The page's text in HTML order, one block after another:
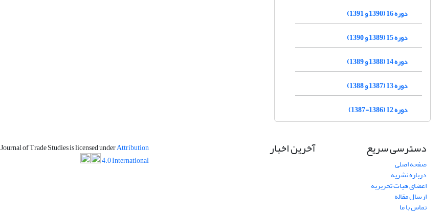
دوره 16 (1390 و 1391)
دوره 15 (1389 و 1390)
دوره 14 (1388 و 1389)
دوره 13 (1387 و 1388)
دوره 12 (1386-1387)
دسترسی سریع
صفحه اصلی
درباره نشریه
اعضای هیات تحریریه
ارسال مقاله
تماس با ما
آخرین اخبار Journal of Trade Studies is licensed underAttribution
4.0 International